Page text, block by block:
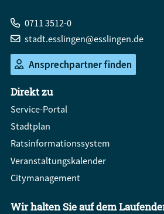
0711 3512-0
stadt.esslingen@esslingen.de
Ansprechpartner finden
Direkt zu
Service-Portal
Stadtplan
Ratsinformationssystem
Veranstaltungskalender
Citymanagement
Wir halten Sie auf dem